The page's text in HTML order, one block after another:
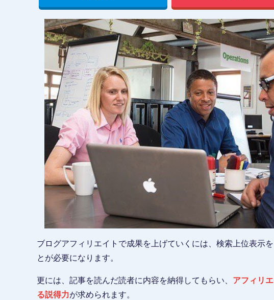
ブログアフィリエイトで成果を上げていくには、検索上位表示
とが必要になります。
更には、記事を読んだ読者に内容を納得してもらい、 アフィリ
る説得力が求められます。